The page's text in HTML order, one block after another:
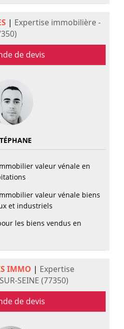
| Expertise immobilière -
de devis
valeur vénale en
valeur vénale biens
et industriels
les biens vendus en
IMMO | Expertise
SEINE (77350)
de devis